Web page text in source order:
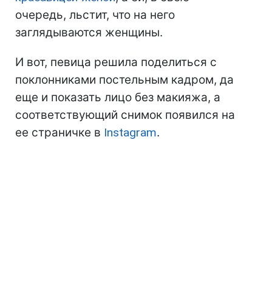
очередь, льстит, что на него
заглядываются женщины.
И вот, певица решила поделиться с
поклонниками постельным кадром, да
еще и показать лицо без макияжа, а
соответствующий снимок появился на
ее страничке в Instagram.